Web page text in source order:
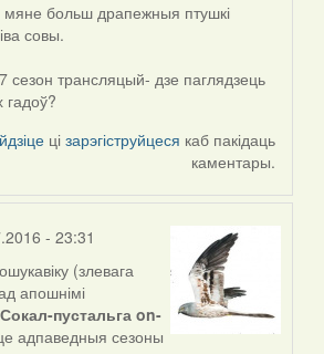
мяне больш драпежныя птушкі
совы.
сезон трансляцый- дзе паглядзець
гадоў?
цізарэгіструйцеся каб пакідаць
каментары.
- 23:31
(злевага
апошнімі
Сокал-пустальга on-
адпаведныя сезоны